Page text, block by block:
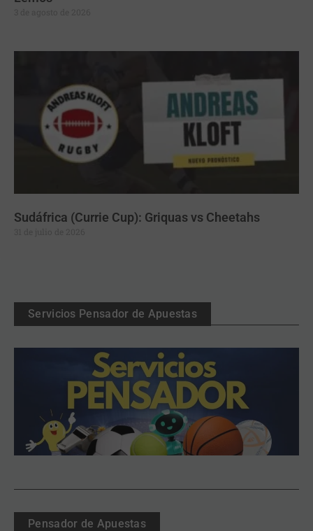
Sudáfrica (Currie Cup): Griquas vs Cheetahs
Servicios Pensador de Apuestas
Pensador de Apuestas